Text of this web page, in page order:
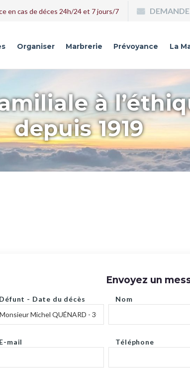
en cas de déces 24h/24 et 7 jours/7
Organiser Marbrerie Prévoyance La
à
depuis 1919
Envoyez un
Défunt - Date du décès Nom
E-mail Téléphone